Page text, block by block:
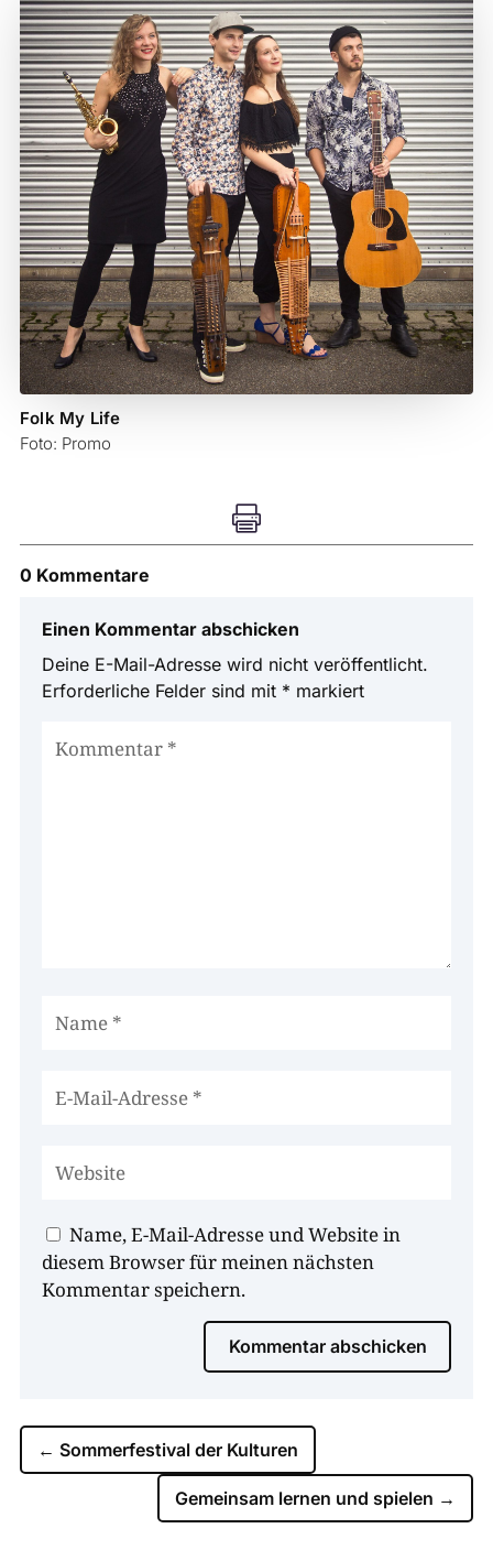
Folk My Life
Foto: Promo

0 Kommentare
Einen Kommentar abschicken
Deine E-Mail-Adresse wird nicht veröffentlicht.
Erforderliche Felder sind mit * markiert
Name, E-Mail-Adresse und Website in
diesem Browser für meinen nächsten
Kommentar speichern.
Kommentar abschicken
← Sommerfestival der Kulturen
Gemeinsam lernen und spielen →